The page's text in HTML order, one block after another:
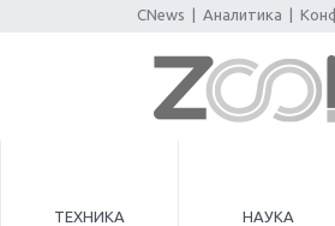
CNews Аналитика
ТЕХНИКА НАУКА